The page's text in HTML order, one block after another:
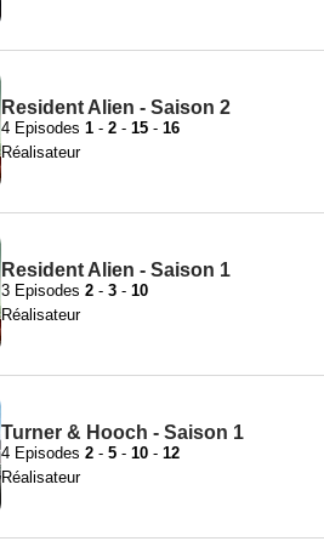
Resident Alien - Saison 2
4 Episodes 1 - 2 - 15 - 16
Réalisateur
Resident Alien - Saison 1
3 Episodes 2 - 3 - 10
Réalisateur
Turner & Hooch - Saison 1
4 Episodes 2 - 5 - 10 - 12
Réalisateur